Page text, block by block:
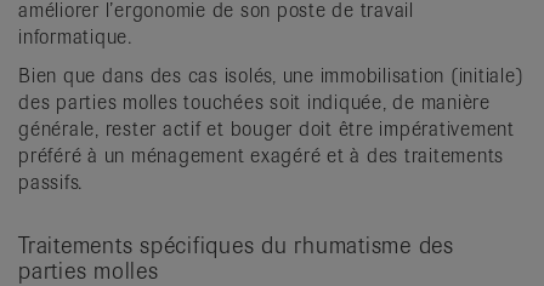
améliorer l’ergonomie de son poste de travail
informatique.
Bien que dans des cas isolés, une immobilisation (initiale)
des parties molles touchées soit indiquée, de manière
générale, rester actif et bouger doit être impérativement
préféré à un ménagement exagéré et à des traitements
passifs.
Traitements spécifiques du rhumatisme des
parties molles